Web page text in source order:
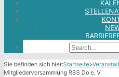
Sie befinden sich hier:Startseite>
Mitgliederversammlung RSS Do e. V.